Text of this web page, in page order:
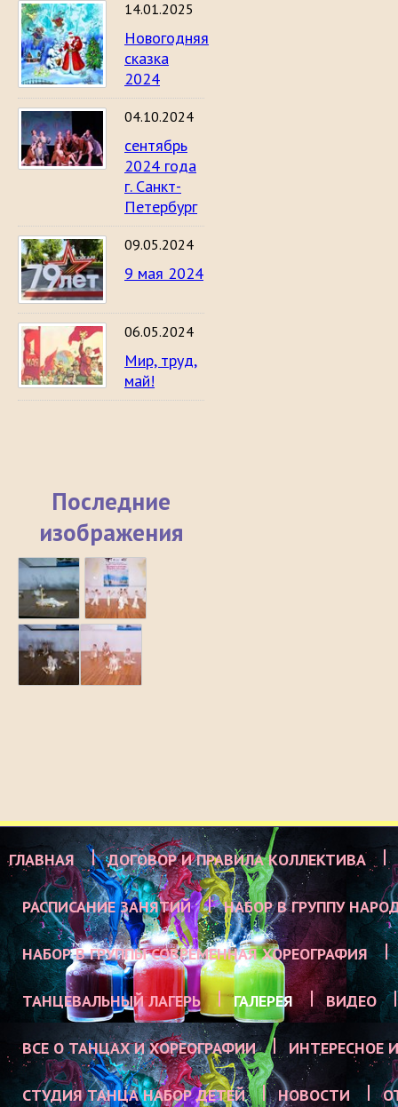
14.01.2025
Новогодняя
сказка
2024
04.10.2024
сентябрь
2024 года
г. Санкт-
Петербург
09.05.2024
9 мая 2024
06.05.2024
Мир, труд,
май!
Последние
изображения
ГЛАВНАЯ ДОГОВОР И ПРАВИЛА КОЛЛЕКТИВА
РАСПИСАНИЕ ЗАНЯТИЙ НАБОР В ГРУППУ
НАБОР В ГРУППЫ СОВРЕМЕННАЯ ХОРЕОГРАФИЯ
ТАНЦЕВАЛЬНЫЙ ЛАГЕРЬ ГАЛЕРЕЯ ВИДЕО
ВСЕ О ТАНЦАХ И ХОРЕОГРАФИИ ИНТЕРЕСНОЕ
СТУДИЯ ТАНЦА НАБОР ДЕТЕЙ НОВОСТИ